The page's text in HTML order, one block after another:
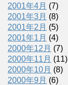
2001年4月 (7)
2001年3月 (8)
2001年2月 (5)
2001年1月 (4)
2000年12月 (7)
2000年11月 (11)
2000年10月 (8)
2000年9月 (6)